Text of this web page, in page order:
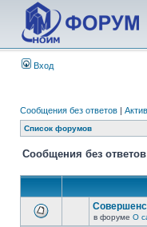
Вход
Сообщения без ответов |
Список форумов
Сообщения без ответов
в форуме О